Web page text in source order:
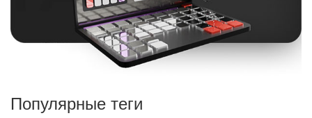
Популярные теги